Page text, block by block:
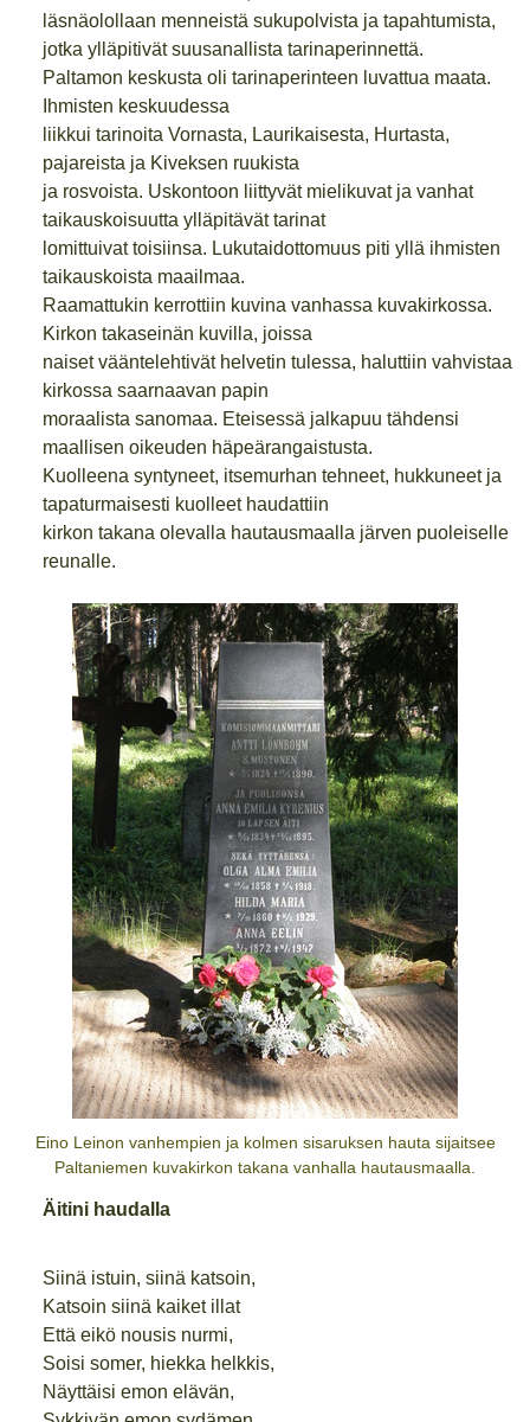
läsnäolollaan menneistä sukupolvista ja tapahtumista,
jotka ylläpitivät suusanallista tarinaperinnettä.
Paltamon keskusta oli tarinaperinteen luvattua maata.
Ihmisten keskuudessa
liikkui tarinoita Vornasta, Laurikaisesta, Hurtasta,
pajareista ja Kiveksen ruukista
ja rosvoista. Uskontoon liittyvät mielikuvat ja vanhat
taikauskoisuutta ylläpitävät tarinat
lomittuivat toisiinsa. Lukutaidottomuus piti yllä ihmisten
taikauskoista maailmaa.
Raamattukin kerrottiin kuvina vanhassa kuvakirkossa.
Kirkon takaseinän kuvilla, joissa
naiset vääntelehtivät helvetin tulessa, haluttiin vahvistaa
kirkossa saarnaavan papin
moraalista sanomaa. Eteisessä jalkapuu tähdensi
maallisen oikeuden häpeärangaistusta.
Kuolleena syntyneet, itsemurhan tehneet, hukkuneet ja
tapaturmaisesti kuolleet haudattiin
kirkon takana olevalla hautausmaalla järven puoleiselle
reunalle.
Eino Leinon vanhempien ja kolmen sisaruksen hauta sijaitsee
Paltaniemen kuvakirkon takana vanhalla hautausmaalla.
Äitini haudalla
Siinä istuin, siinä katsoin,
Katsoin siinä kaiket illat
Että eikö nousis nurmi,
Soisi somer, hiekka helkkis,
Näyttäisi emon elävän,